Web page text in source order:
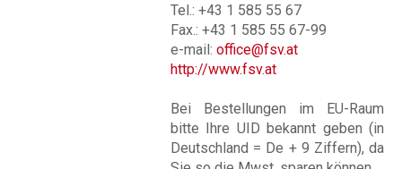
Tel.: +43 1 585 55 67
Fax.: +43 1 585 55 67-99
e-mail: office@fsv.at
http://www.fsv.at
Bei Bestellungen im EU-Raum
bitte Ihre UID bekannt geben (in
Deutschland = De + 9 Ziffern), da